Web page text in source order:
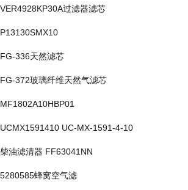
VER4928KP30A过滤器滤芯
P13130SMX10
FG-336天然滤芯
FG-372玻璃纤维天然气滤芯
MF1802A10HBP01
UCMX1591410 UC-MX-1591-4-10
柴油滤清器 FF63041NN
5280585蜂窝空气滤